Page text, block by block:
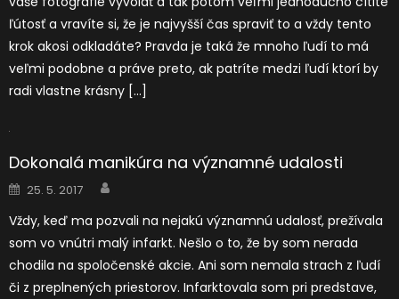
ľútosť a vravíte si, že je najvyšší čas spraviť to a vždy tento
krok akosi odkladáte? Pravda je taká že mnoho ľudí to má
veľmi podobne a práve preto, ak patríte medzi ľudí ktorí by
radi vlastne krásny […]
Dokonalá manikúra na významné udalosti
Posted
on
25. 5. 2017
Vždy, keď ma pozvali na nejakú významnú udalosť, prežívala
som vo vnútri malý infarkt. Nešlo o to, že by som nerada
chodila na spoločenské akcie. Ani som nemala strach z ľudí
či z preplnených priestorov. Infarktovala som pri predstave,